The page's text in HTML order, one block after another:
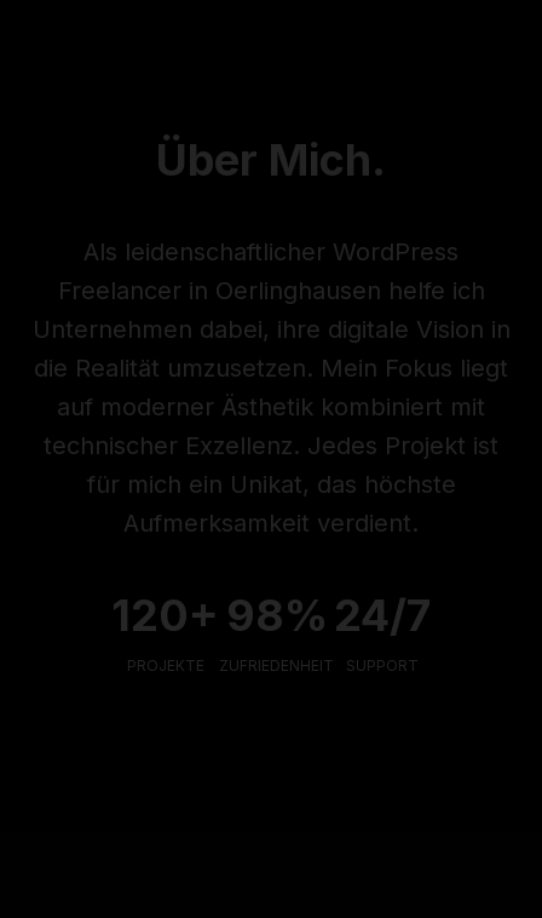
Über Mich.
Als leidenschaftlicher WordPress
Freelancer in Oerlinghausen helfe ich
Unternehmen dabei, ihre digitale Vision in
die Realität umzusetzen. Mein Fokus liegt
auf moderner Ästhetik kombiniert mit
technischer Exzellenz. Jedes Projekt ist
für mich ein Unikat, das höchste
Aufmerksamkeit verdient.
120+
PROJEKTE
98%
ZUFRIEDENHEIT
24/7
SUPPORT